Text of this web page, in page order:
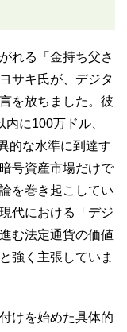
れる「金持ち父さ
サキ氏が、デジタ
を放ちました。彼
に100万ドル、
的な水準に到達す
号資産市場だけで
を巻き起こしてい
代における「デジ
む法定通貨の価値
強く主張していま
けを始めた具体的